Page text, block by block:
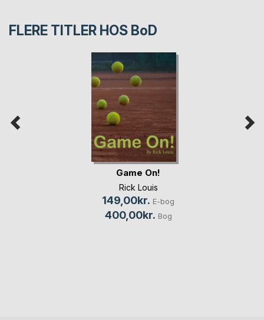
FLERE TITLER HOS BoD
Game On!
Rick Louis
149,00kr. E-bog
400,00kr. Bog